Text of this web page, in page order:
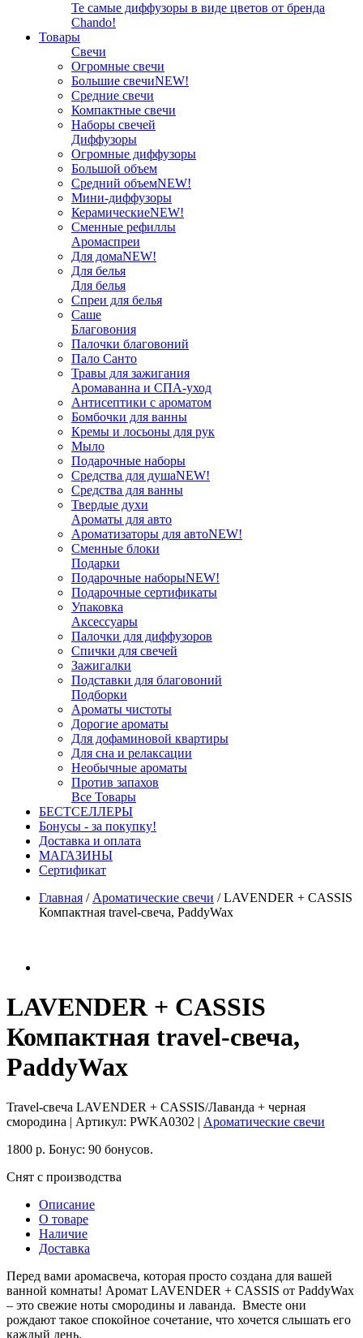
Те самые диффузоры в виде цветов от бренда
Chando!
Товары
Свечи
Огромные свечи
Большие свечиNEW!
Средние свечи
Компактные свечи
Наборы свечей
Диффузоры
Огромные диффузоры
Большой объем
Средний объемNEW!
Мини-диффузоры
КерамическиеNEW!
Сменные рефиллы
Аромаспреи
Для домаNEW!
Для белья
Для белья
Спреи для белья
Саше
Благовония
Палочки благовоний
Пало Санто
Травы для зажигания
Аромаванна и СПА-уход
Антисептики с ароматом
Бомбочки для ванны
Кремы и лосьоны для рук
Мыло
Подарочные наборы
Средства для душаNEW!
Средства для ванны
Твердые духи
Ароматы для авто
Ароматизаторы для автоNEW!
Сменные блоки
Подарки
Подарочные наборыNEW!
Подарочные сертификаты
Упаковка
Аксессуары
Палочки для диффузоров
Спички для свечей
Зажигалки
Подставки для благовоний
Подборки
Ароматы чистоты
Дорогие ароматы
Для дофаминовой квартиры
Для сна и релаксации
Необычные ароматы
Против запахов
Все Товары
БЕСТСЕЛЛЕРЫ
Бонусы - за покупку!
Доставка и оплата
МАГАЗИНЫ
Cертификат
Главная / Ароматические свечи /LAVENDER + CASSIS
Компактная travel-свеча, PaddyWax
LAVENDER + CASSIS
Компактная travel-свеча,
PaddyWax
Travel-свеча LAVENDER + CASSIS/Лаванда + черная
смородина | Артикул: PWKA0302 | Ароматические свечи
1800 р. Бонус: 90 бонусов.
Снят с производства
Описание
О товаре
Наличие
Доставка
Перед вами аромасвеча, которая просто создана для вашей
ванной комнаты! Аромат LAVENDER + CASSIS от PaddyWax
– это свежие ноты смородины и лаванда. Вместе они
рождают такое спокойное сочетание, что хочется слышать его
каждый день.